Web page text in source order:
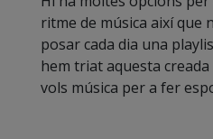
ritme de música així que
posar cada dia una
hem triat aquesta
vols música per a fer